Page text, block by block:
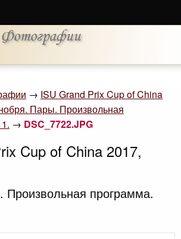
→ ISU Grand Prix Cup of China
Пары. Произвольная
→ DSC_7722.JPG
Cup of China 2017,
программа.